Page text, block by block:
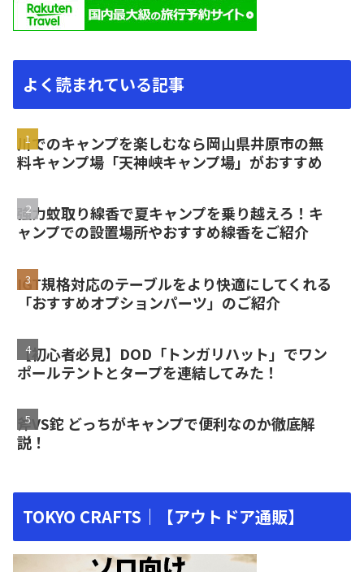
よく読まれている記事
川でのキャンプを楽しむなら岡山県井原市の無
料キャンプ場「天神峡キャンプ場」がおすすめ
強力蚊取り線香で夏キャンプを乗り越えろ！キ
ャンプでの設置場所やおすすめ線香をご紹介
IGT規格対応のテーブルをより快適にしてくれる
「おすすめオプションパーツ」のご紹介
【初心者必見】DOD「トンガリハット」でワン
ポールテントとタープを連結してみた！
斧VS鉈 どっちがキャンプで便利なのか徹底解
説！
TOKYO CRAFTS｜【アウトドア通販】